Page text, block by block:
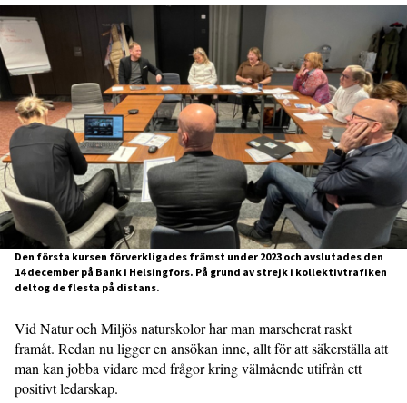
Den första kursen förverkligades främst under 2023 och avslutades den
14 december på Bank i Helsingfors. På grund av strejk i kollektivtrafiken
deltog de flesta på distans.
Vid Natur och Miljös naturskolor har man marscherat raskt
framåt. Redan nu ligger en ansökan inne, allt för att säkerställa att
man kan jobba vidare med frågor kring välmående utifrån ett
positivt ledarskap.